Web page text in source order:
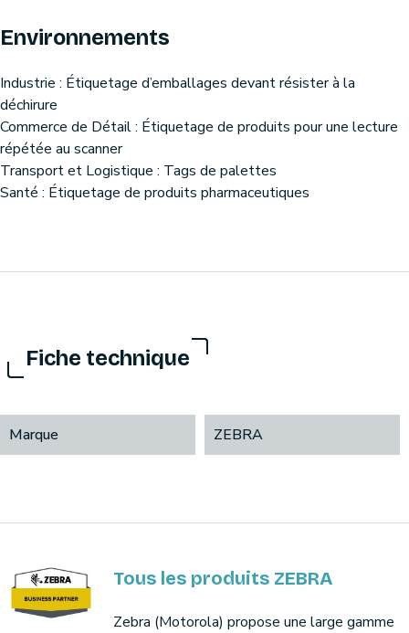
Environnements
Industrie : Étiquetage d’emballages devant résister à la
déchirure
Commerce de Détail : Étiquetage de produits pour une lecture
répétée au scanner
Transport et Logistique : Tags de palettes
Santé : Étiquetage de produits pharmaceutiques
Fiche technique
Marque ZEBRA
Tous les produits ZEBRA
Zebra (Motorola) propose une large gamme